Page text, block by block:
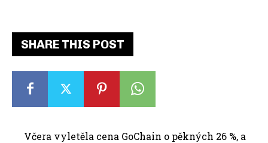
SHARE THIS POST
Včera vyletěla cena GoChain o pěkných 26 %, a